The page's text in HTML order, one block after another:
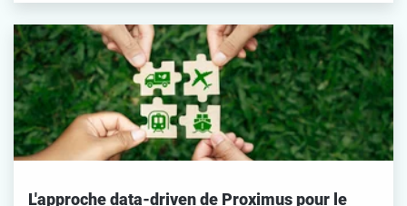
L'approche data-driven de Proximus pour le